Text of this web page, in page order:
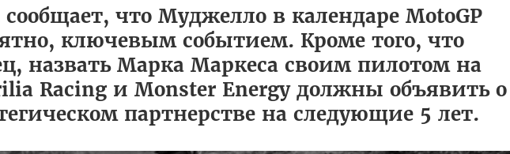
что Муджелло в календаре MotoGP
ключевым событием. Кроме того, что
назвать Марка Маркеса своим пилотом на
Racing и Monster Energy должны объявить о
партнерстве на следующие 5 лет.